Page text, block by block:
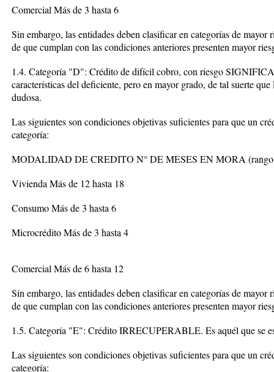
Comercial Más de 3 hasta 6
Sin embargo, las entidades deben clasificar en categorías de mayor
de que cumplan con las condiciones anteriores presenten mayor
1.4. Categoría "D": Crédito de difícil cobro, con riesgo
características del deficiente, pero en mayor grado, de tal suerte
dudosa.
Las siguientes son condiciones objetivas suficientes para que un
categoría:
MODALIDAD DE CREDITO N° DE MESES EN MORA
Vivienda Más de 12 hasta 18
Consumo Más de 3 hasta 6
Microcrédito Más de 3 hasta 4
Comercial Más de 6 hasta 12
Sin embargo, las entidades deben clasificar en categorías de mayor
de que cumplan con las condiciones anteriores presenten mayor
1.5. Categoría "E": Crédito IRRECUPERABLE. Es aquél que se
Las siguientes son condiciones objetivas suficientes para que un
categoría: